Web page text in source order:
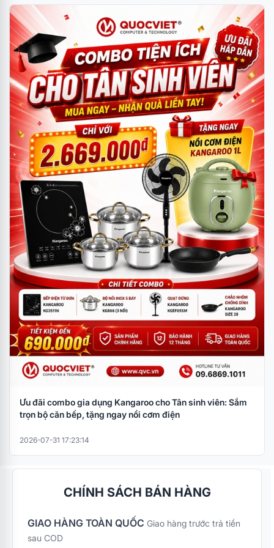
Ưu đãi combo gia dụng Kangaroo cho Tân sinh viên: Sắm
trọn bộ căn bếp, tặng ngay nồi cơm điện
2026-07-31 17:23:14
CHÍNH SÁCH BÁN HÀNG
GIAO HÀNG TOÀN QUỐC Giao hàng trước trả tiền
sau COD